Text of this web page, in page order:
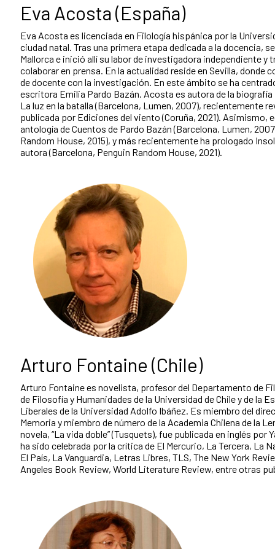
Eva Acosta (España)
Eva Acosta es licenciada en Filología hispánica por la
ciudad natal. Tras una primera etapa dedicada a la docencia,
Mallorca e inició allí su labor de investigadora independiente y
colaborar en prensa. En la actualidad reside en Sevilla, donde
de docente con la investigación. En este ámbito se ha
escritora Emilia Pardo Bazán. Acosta es autora de la
La luz en la batalla (Barcelona, Lumen, 2007), recientemente
publicada por Ediciones del viento (Coruña, 2021). Asimismo,
antología de Cuentos de Pardo Bazán (Barcelona, Lumen,
Random House, 2015), y más recientemente ha prologado
autora (Barcelona, Penguin Random House, 2021).
Arturo Fontaine (Chile)
Arturo Fontaine es novelista, profesor del Departamento de
de Filosofía y Humanidades de la Universidad de Chile y de la
Liberales de la Universidad Adolfo Ibáñez. Es miembro del
Memoria y miembro de número de la Academia Chilena de la
novela, “La vida doble” (Tusquets), fue publicada en inglés por
ha sido celebrada por la crítica de El Mercurio, La Tercera, La
El País, La Vanguardia, Letras Libres, TLS, The New York
Angeles Book Review, World Literature Review, entre otras